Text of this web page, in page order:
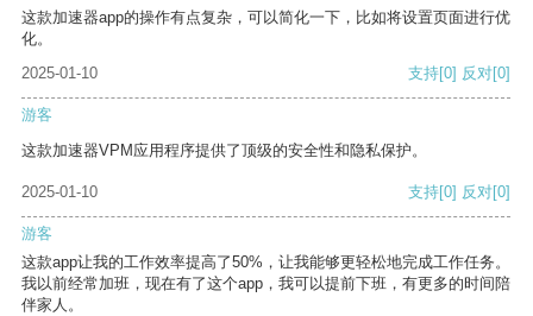
这款加速器app的操作有点复杂，可以简化一下，比如将设置页面进行优
化。
2025-01-10
支持[0] 反对[0]
游客
这款加速器VPM应用程序提供了顶级的安全性和隐私保护。
2025-01-10 支持[0] 反对[0]
游客
这款app让我的工作效率提高了50%，让我能够更轻松地完成工作任务。
我以前经常加班，现在有了这个app，我可以提前下班，有更多的时间陪
伴家人。